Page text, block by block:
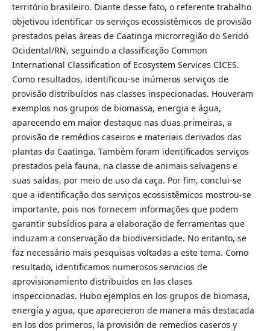
território brasileiro. Diante desse fato, o referente trabalho
objetivou identificar os serviços ecossistêmicos de provisão
prestados pelas áreas de Caatinga microrregião do Seridó
Ocidental/RN, seguindo a classificação Common
International Classification of Ecosystem Services CICES.
Como resultados, identificou-se inúmeros serviços de
provisão distribuídos nas classes inspecionadas. Houveram
exemplos nos grupos de biomassa, energia e água,
aparecendo em maior destaque nas duas primeiras, a
provisão de remédios caseiros e materiais derivados das
plantas da Caatinga. Também foram identificados serviços
prestados pela fauna, na classe de animais selvagens e
suas saídas, por meio de uso da caça. Por fim, conclui-se
que a identificação dos serviços ecossistêmicos mostrou-se
importante, pois nos fornecem informações que podem
garantir subsídios para a elaboração de ferramentas que
induzam a conservação da biodiversidade. No entanto, se
faz necessário mais pesquisas voltadas a este tema. Como
resultado, identificamos numerosos servicios de
aprovisionamiento distribuidos en las clases
inspeccionadas. Hubo ejemplos en los grupos de biomasa,
energía y agua, que aparecieron de manera más destacada
en los dos primeros, la provisión de remedios caseros y